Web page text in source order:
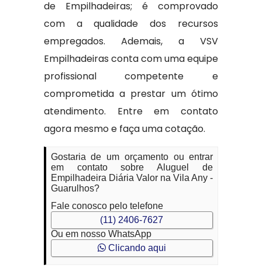
de Empilhadeiras; é comprovado
com a qualidade dos recursos
empregados. Ademais, a VSV
Empilhadeiras conta com uma equipe
profissional competente e
comprometida a prestar um ótimo
atendimento. Entre em contato
agora mesmo e faça uma cotação.
Gostaria de um orçamento ou entrar
em contato sobre Aluguel de
Empilhadeira Diária Valor na Vila Any -
Guarulhos?
Fale conosco pelo telefone
(11) 2406-7627
Ou em nosso WhatsApp
Clicando aqui